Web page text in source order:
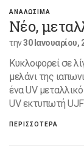
ΑΝΑΛΩΣΙΜΑ
Νέο,
την30 Ιανουαρίου,
Κυκλοφορεί σε
μελάνι της
ένα UV
UV εκτυπωτή
ΠΕΡΙΣΣΟΤΕΡΑ